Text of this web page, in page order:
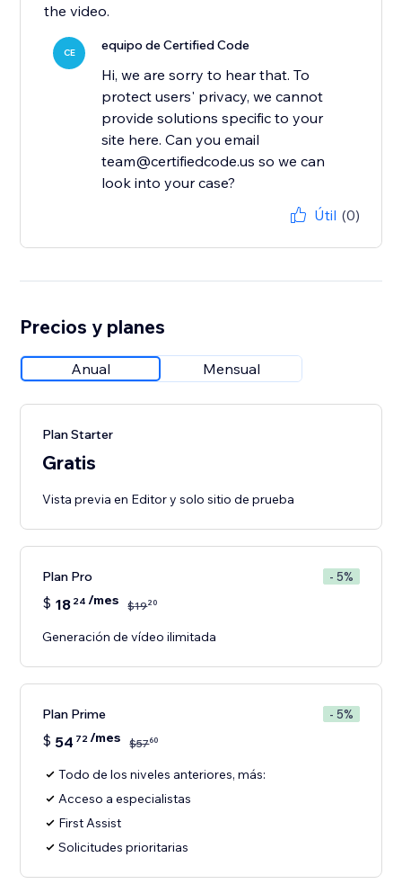
the video.
CE equipo de Certified Code
Hi, we are sorry to hear that. To
protect users' privacy, we cannot
provide solutions specific to your
site here. Can you email
team@certifiedcode.us so we can
look into your case?
Útil (0)
Precios y planes
Anual Mensual
Plan Starter
Gratis
Vista previa en Editor y solo sitio de prueba
Plan Pro - 5%
$ 18 24 /mes $1920
Generación de vídeo ilimitada
Plan Prime - 5%
$ 54 72/mes $5760
Todo de los niveles anteriores, más:
Acceso a especialistas
First Assist
Solicitudes prioritarias